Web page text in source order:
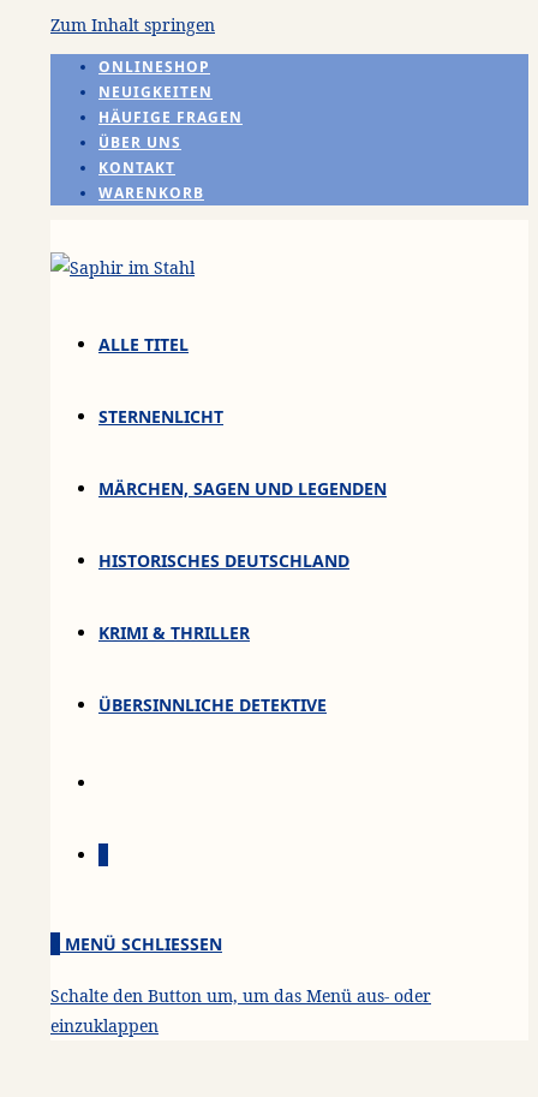
Zum Inhalt springen
ONLINESHOP
NEUIGKEITEN
HÄUFIGE FRAGEN
ÜBER UNS
KONTAKT
WARENKORB
ALLE TITEL
STERNENLICHT
MÄRCHEN, SAGEN UND LEGENDEN
HISTORISCHES DEUTSCHLAND
KRIMI & THRILLER
ÜBERSINNLICHE DETEKTIVE
MENÜ SCHLIESSEN
Schalte den Button um, um das Menü aus- oder
einzuklappen